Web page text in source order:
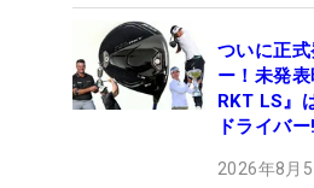
ついに正
ー！未発
RKT LS』
ドライバ
2026年8月